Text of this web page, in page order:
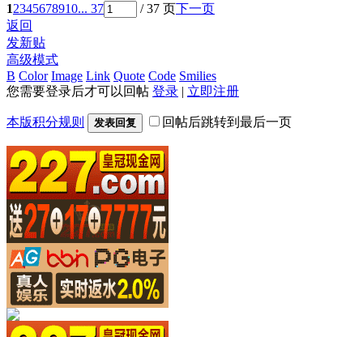
12345678910... 37 / 37 页下一页
返回
发新贴
高级模式
B Color Image Link Quote Code Smilies
您需要登录后才可以回帖 登录 | 立即注册
本版积分规则 发表回复 回帖后跳转到最后一页